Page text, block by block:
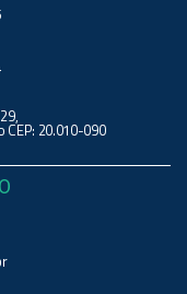
CEP: 20.010-090